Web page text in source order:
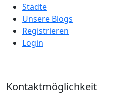
Städte
Unsere Blogs
Registrieren
Login
Kontaktmöglichkeit